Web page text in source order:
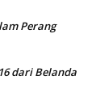
Perang
dari Belanda